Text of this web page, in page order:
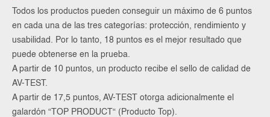
Todos los productos pueden conseguir un máximo de 6 puntos
en cada una de las tres categorías: protección, rendimiento y
usabilidad. Por lo tanto, 18 puntos es el mejor resultado que
puede obtenerse en la prueba.
A partir de 10 puntos, un producto recibe el sello de calidad de
AV-TEST.
A partir de 17,5 puntos, AV-TEST otorga adicionalmente el
galardón “TOP PRODUCT“ (Producto Top).